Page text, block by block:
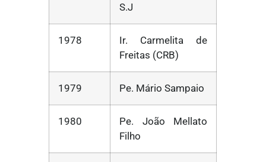
S.J
1978
Ir. Carmelita de
Freitas (CRB)
1979 Pe. Mário Sampaio
1980
Pe. João Mellato
Filho